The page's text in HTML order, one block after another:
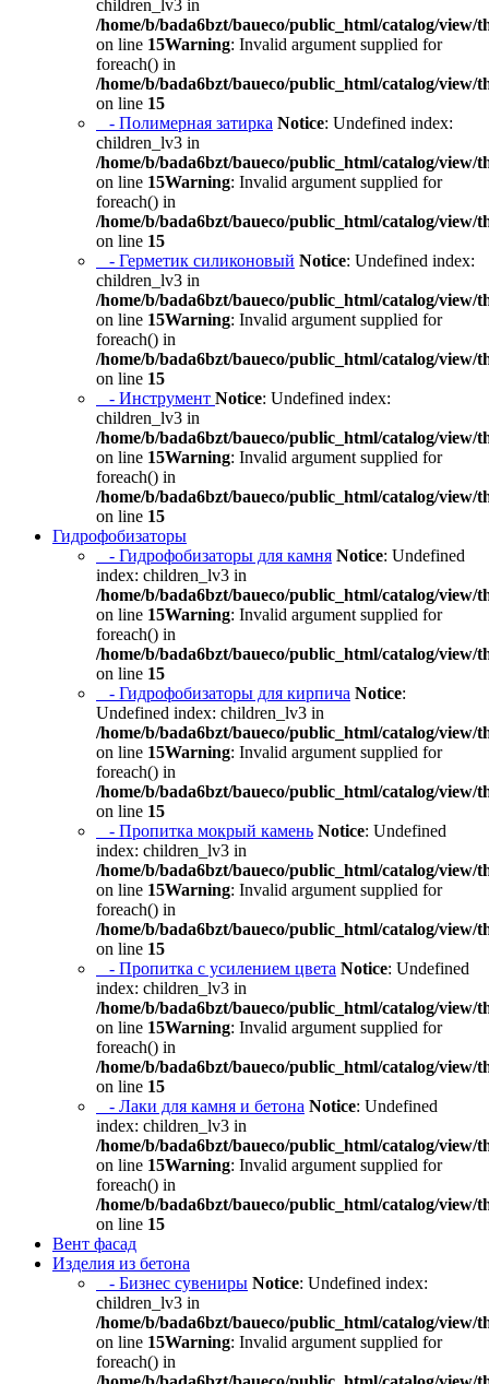
children_lv3 in
/home/b/bada6bzt/baueco/public_html/catalog/view/
on line 15Warning: Invalid argument supplied for
foreach() in
/home/b/bada6bzt/baueco/public_html/catalog/view/
on line 15
- Полимерная затирка Notice: Undefined index:
children_lv3 in
/home/b/bada6bzt/baueco/public_html/catalog/view/
on line 15Warning: Invalid argument supplied for
foreach() in
/home/b/bada6bzt/baueco/public_html/catalog/view/
on line 15
- Герметик силиконовый Notice: Undefined index:
children_lv3 in
/home/b/bada6bzt/baueco/public_html/catalog/view/
on line 15Warning: Invalid argument supplied for
foreach() in
/home/b/bada6bzt/baueco/public_html/catalog/view/
on line 15
- Инструмент Notice: Undefined index:
children_lv3 in
/home/b/bada6bzt/baueco/public_html/catalog/view/
on line 15Warning: Invalid argument supplied for
foreach() in
/home/b/bada6bzt/baueco/public_html/catalog/view/
on line 15
Гидрофобизаторы
- Гидрофобизаторы для камня Notice: Undefined
index: children_lv3 in
/home/b/bada6bzt/baueco/public_html/catalog/view/
on line 15Warning: Invalid argument supplied for
foreach() in
/home/b/bada6bzt/baueco/public_html/catalog/view/
on line 15
- Гидрофобизаторы для кирпича Notice:
Undefined index: children_lv3 in
/home/b/bada6bzt/baueco/public_html/catalog/view/
on line 15Warning: Invalid argument supplied for
foreach() in
/home/b/bada6bzt/baueco/public_html/catalog/view/
on line 15
- Пропитка мокрый камень Notice: Undefined
index: children_lv3 in
/home/b/bada6bzt/baueco/public_html/catalog/view/
on line 15Warning: Invalid argument supplied for
foreach() in
/home/b/bada6bzt/baueco/public_html/catalog/view/
on line 15
- Пропитка с усилением цвета Notice: Undefined
index: children_lv3 in
/home/b/bada6bzt/baueco/public_html/catalog/view/
on line 15Warning: Invalid argument supplied for
foreach() in
/home/b/bada6bzt/baueco/public_html/catalog/view/
on line 15
- Лаки для камня и бетона Notice: Undefined
index: children_lv3 in
/home/b/bada6bzt/baueco/public_html/catalog/view/
on line 15Warning: Invalid argument supplied for
foreach() in
/home/b/bada6bzt/baueco/public_html/catalog/view/
on line 15
Вент фасад
Изделия из бетона
- Бизнес сувениры Notice: Undefined index:
children_lv3 in
/home/b/bada6bzt/baueco/public_html/catalog/view/
on line 15Warning: Invalid argument supplied for
foreach() in